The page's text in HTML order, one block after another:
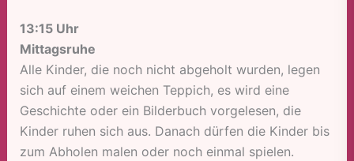
13:15 Uhr
Mittagsruhe
Alle Kinder, die noch nicht abgeholt wurden, legen
sich auf einem weichen Teppich, es wird eine
Geschichte oder ein Bilderbuch vorgelesen, die
Kinder ruhen sich aus. Danach dürfen die Kinder bis
zum Abholen malen oder noch einmal spielen.